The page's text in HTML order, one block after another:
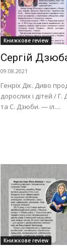
Книжкове review
Сергій
09.08.2021
Генріх Дік. Диво
дорослих і дітей /
та С. Дзюби. — іл....
Книжкове review